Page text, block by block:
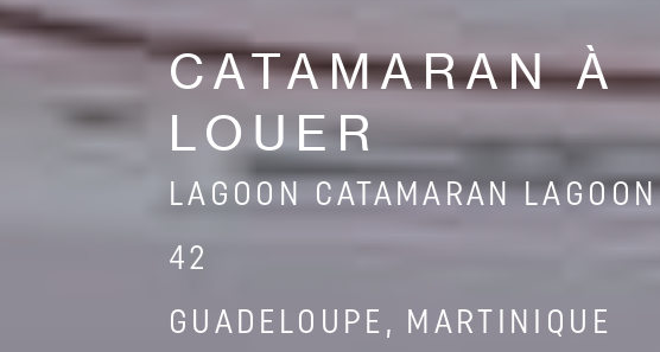
CATAMARAN À
LOUER
LAGOON CATAMARAN LAGOON
42
GUADELOUPE, MARTINIQUE